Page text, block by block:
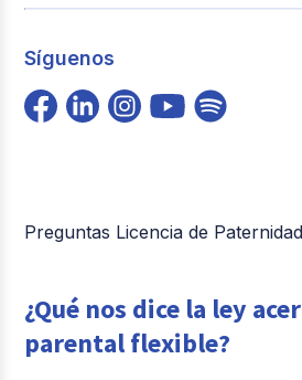
Síguenos
Preguntas Licencia de Paternidad
¿Qué nos dice la ley
parental flexible?